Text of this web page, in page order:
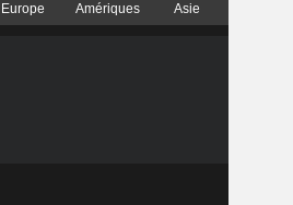
Europe Amériques Asie